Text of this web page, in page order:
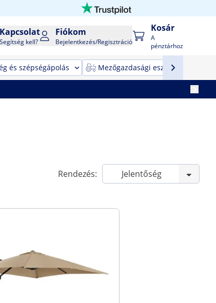
Kapcsolat
Segítség kell?
Fiókom
Bejelentkezés/Regisztráció
Kosár
A
pénztárhoz
és szépségápolás Mezőgazdasági eszközök
Rendezés: